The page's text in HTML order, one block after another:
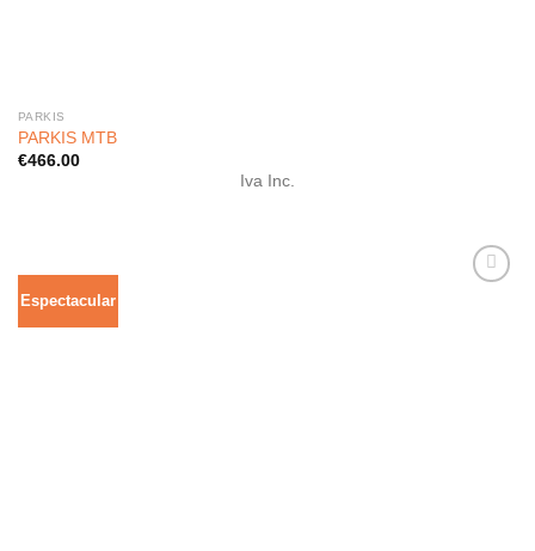
PARKIS
PARKIS MTB
€466.00
Iva Inc.
Espectacular